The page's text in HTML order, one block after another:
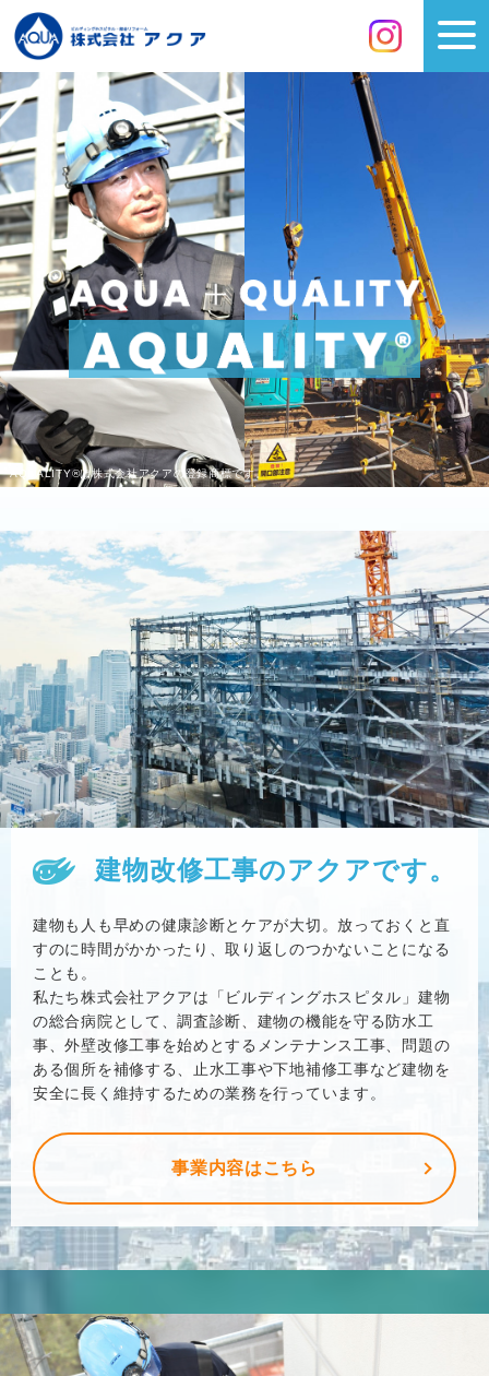
建物改修工事のアクアです。
建物も人も早めの健康診断とケアが大切。放っておくと直
すのに時間がかかったり、取り返しのつかないことになる
ことも。
私たち株式会社アクアは「ビルディングホスピタル」建物
の総合病院として、調査診断、建物の機能を守る防水工
事、外壁改修工事を始めとするメンテナンス工事、問題の
ある個所を補修する、止水工事や下地補修工事など建物を
安全に長く維持するための業務を行っています。
事業内容はこちら